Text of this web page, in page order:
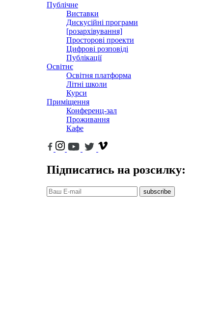
Публічне
Виставки
Дискусійні програми
[розархівування]
Просторові проекти
Цифрові розповіді
Публікації
Освітнє
Освітня платформа
Літні школи
Курси
Приміщення
Конференц-зал
Проживання
Кафе
Підписатись на розсилку:
subscribe